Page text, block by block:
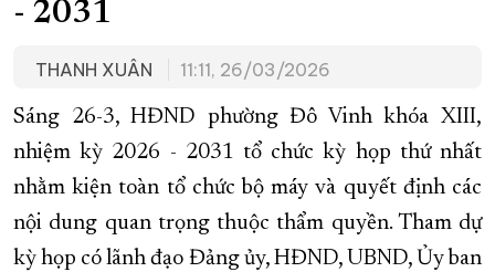
CHUNG TAY CẢI CÁCH HÀNH CHÍNH
XÂY DỰNG NÔNG THÔN MỚI LỊCH CẮT ĐIỆN
TÀU - XE - MÁY BAY
KỶ NIỆM 370 NĂM XÂY DỰNG VÀ PHÁT TRIỂN TỈNH KHÁNH HÒA
KHOẢNH KHẮC ĐẸP XỨ TRẦM
XÂY DỰNG KHÁNH HÒA TRỞ THÀNH THÀNH PHỐ TRỰC THUỘC
- 2031
THANH XUÂN 11:11, 26/03/2026
Sáng 26-3, HĐND phường Đô Vinh khóa XIII,
nhiệm kỳ 2026 - 2031 tổ chức kỳ họp thứ nhất
nhằm kiện toàn tổ chức bộ máy và quyết định các
nội dung quan trọng thuộc thẩm quyền. Tham dự
kỳ họp có lãnh đạo Đảng ủy, HĐND, UBND, Ủy ban